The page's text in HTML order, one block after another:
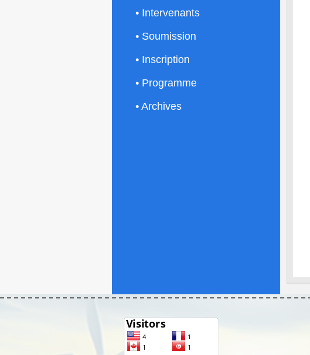
• Intervenants
• Soumission
• Inscription
• Programme
• Archives